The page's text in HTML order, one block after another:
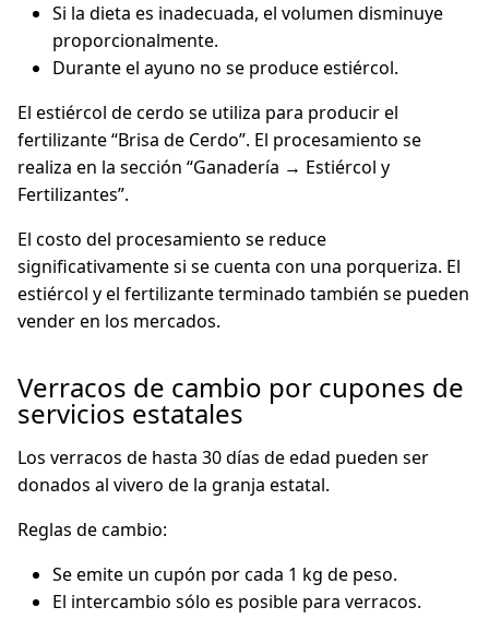
Si la dieta es inadecuada, el volumen disminuye
proporcionalmente.
Durante el ayuno no se produce estiércol.
El estiércol de cerdo se utiliza para producir el
fertilizante “Brisa de Cerdo”. El procesamiento se
realiza en la sección “Ganadería → Estiércol y
Fertilizantes”.
El costo del procesamiento se reduce
significativamente si se cuenta con una porqueriza. El
estiércol y el fertilizante terminado también se pueden
vender en los mercados.
Verracos de cambio por cupones de
servicios estatales
Los verracos de hasta 30 días de edad pueden ser
donados al vivero de la granja estatal.
Reglas de cambio:
Se emite un cupón por cada 1 kg de peso.
El intercambio sólo es posible para verracos.